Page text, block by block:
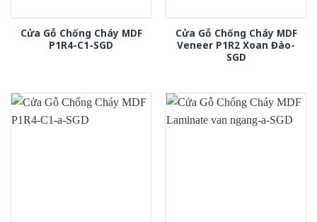
Cửa Gỗ Chống Cháy MDF
P1R4-C1-SGD
Cửa Gỗ Chống Cháy MDF
Veneer P1R2 Xoan Đào-
SGD